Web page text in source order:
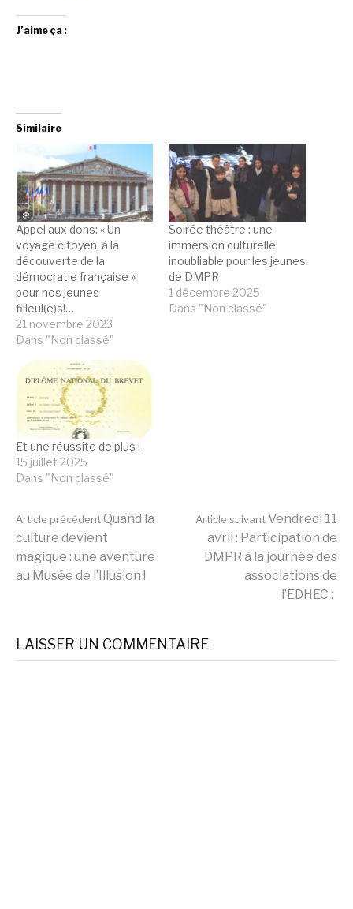
J’aime ça :
Similaire
Appel aux dons: « Un
voyage citoyen, à la
découverte de la
démocratie française »
pour nos jeunes
filleul(e)s!…
21 novembre 2023
Dans "Non classé"
Soirée théâtre : une
immersion culturelle
inoubliable pour les jeunes
de DMPR
1 décembre 2025
Dans "Non classé"
Et une réussite de plus !
15 juillet 2025
Dans "Non classé"
Lire
la
suite
Article précédentQuand la
culture devient
magique : une aventure
au Musée de l’Illusion !
Article suivant Vendredi 11
avril : Participation de
DMPR à la journée des
associations de
l’EDHEC :
LAISSER UN COMMENTAIRE